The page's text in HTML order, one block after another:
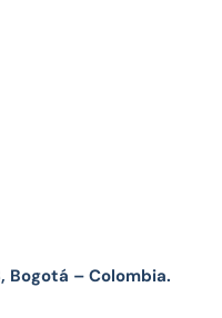
Bogotá – Colombia.